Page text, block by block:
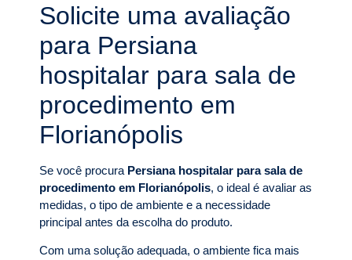
Solicite uma avaliação
para Persiana
hospitalar para sala de
procedimento em
Florianópolis
Se você procura Persiana hospitalar para sala de
procedimento em Florianópolis, o ideal é avaliar as
medidas, o tipo de ambiente e a necessidade
principal antes da escolha do produto.
Com uma solução adequada, o ambiente fica mais